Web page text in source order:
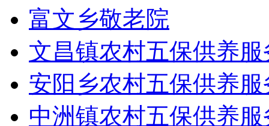
富文乡敬老院
文昌镇农村五保供养
安阳乡农村五保供养
中洲镇农村五保供养